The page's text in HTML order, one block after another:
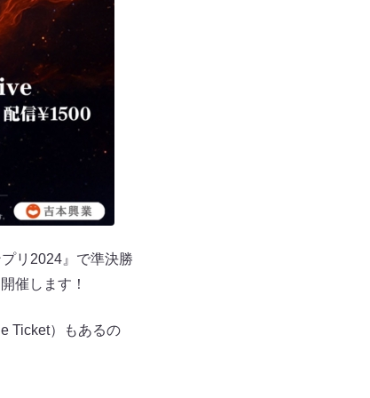
リ2024』で準決勝
催します！
Ticket）もあるの